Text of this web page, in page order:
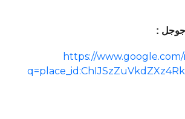
جوجل :
https://